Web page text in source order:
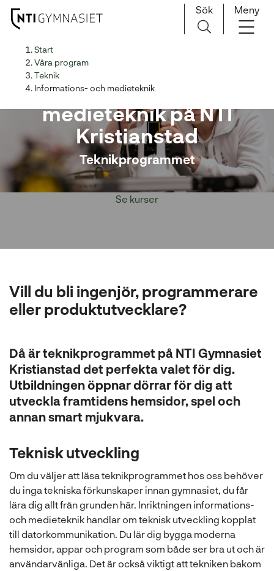
n
å
Huvudnavigation
Sök Meny
Start
Våra program
Teknik
Informations- och medieteknik
Informations- och
medieteknik på NTI
Kristianstad
Teknikprogrammet
Se kurser
Vill du bli ingenjör, programmerare
eller produktutvecklare?
Då är teknikprogrammet på NTI Gymnasiet
Kristianstad det perfekta valet för dig.
Utbildningen öppnar dörrar för dig att
utveckla framtidens hemsidor, spel och
annan smart mjukvara.
Teknisk utveckling
Om du väljer att läsa teknikprogrammet hos oss behöver
du inga tekniska förkunskaper innan gymnasiet, du får
lära dig allt från grunden här. Inriktningen informations-
och medieteknik handlar om teknisk utveckling kopplat
till datorkommunikation. Du lär dig bygga moderna
hemsidor, appar och program som både ser bra ut och är
användarvänliga. Det är också viktigt att tekniken bakom